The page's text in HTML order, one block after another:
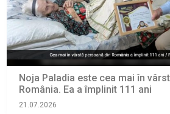
Noja Paladia este cea mai în
România. Ea a împlinit 111 ani
21.07.2026